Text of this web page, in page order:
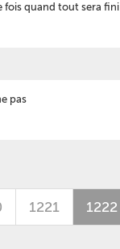
fois quand tout sera fini
pas
1221 1222